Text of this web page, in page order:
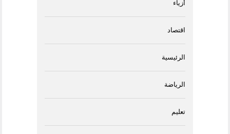
أزياء
اقتصاد
الرئيسية
الرياضة
تعليم